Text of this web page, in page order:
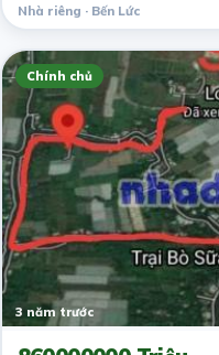
Nhà riêng · Bến Lức
Chính chủ
3 năm trước